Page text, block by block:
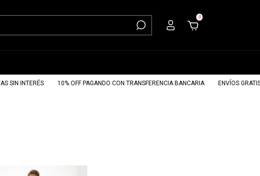
0
SIN INTERÉS 10% OFF PAGANDO CON TRANSFERENCIA BANCARIA ENVÍOS GRATIS